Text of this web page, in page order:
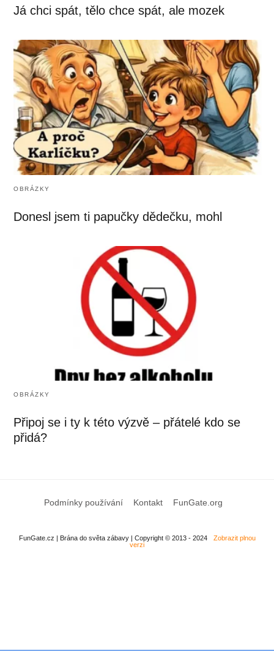
Já chci spát, tělo chce spát, ale mozek
OBRÁZKY
Donesl jsem ti papučky dědečku, mohl
OBRÁZKY
Připoj se i ty k této výzvě – přátelé kdo se
přidá?
Podmínky používání Kontakt FunGate.org
FunGate.cz | Brána do světa zábavy | Copyright © 2013 - 2024
Zobrazit plnou
verzi